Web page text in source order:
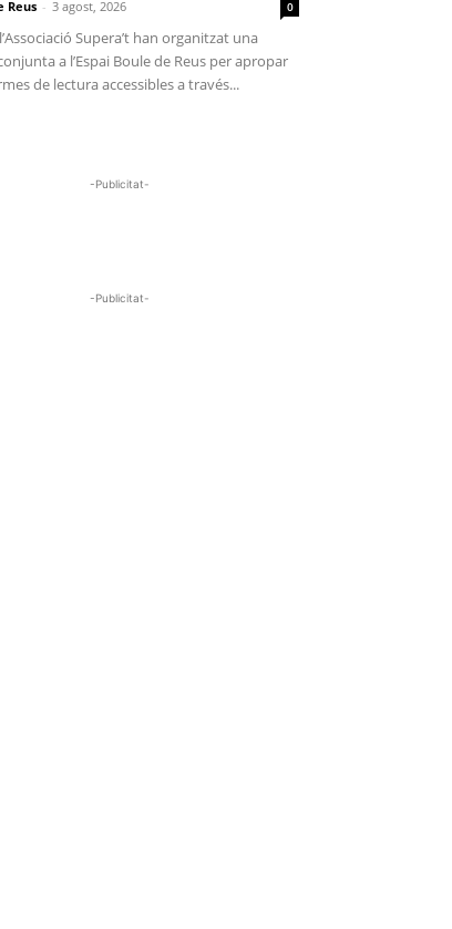
Reus - 3 agost, 2026 0
Supera’t han organitzat una
a l’Espai Boule de Reus per apropar
de lectura accessibles a través...
-Publicitat-
-Publicitat-